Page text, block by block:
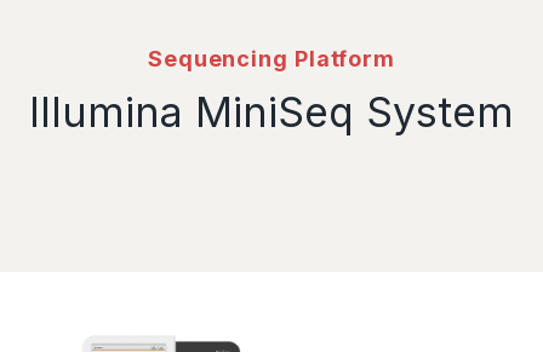
Sequencing Platform
Illumina MiniSeq System